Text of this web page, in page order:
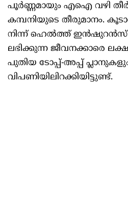
പൂർണ്ണമായും എഐ വഴി
കമ്പനിയുടെ തീരുമാനം.
നിന്ന് ഹെൽത്ത്
ലഭിക്കുന്ന ജീവനക്കാരെ
പുതിയ ടോപ്പ്-അപ്പ്
വിപണിയിലിറക്കിയിട്ടുണ്ട്.